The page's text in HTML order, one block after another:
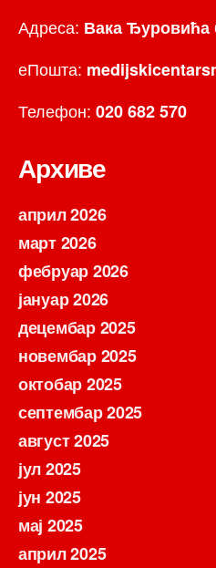
Адреса: Вака Ђуровића
еПошта:
Телефон: 020 682 570
Архиве
април 2026
март 2026
фебруар 2026
јануар 2026
децембар 2025
новембар 2025
октобар 2025
септембар 2025
август 2025
јул 2025
јун 2025
мај 2025
април 2025